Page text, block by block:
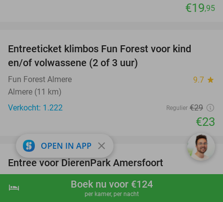
shopping_cart Boek nu
hotel Boek nu voor €124
per kamer, per nacht
€19,95
Entreeticket klimbos Fun Forest voor kind
en/of volwassene (2 of 3 uur)
Fun Forest Almere 9.7 star
Almere (11 km)
Verkocht: 1.222
Regulier €29
€23
24%
favorite_border
Entree voor DierenPark Amersfoort
DierenPark Amersfoort
Amersfoort (11 km)
OPEN IN APP close